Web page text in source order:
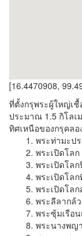
[16.4470908,
ที่ตั้งกรุพระผู้ใหญ่เ
ประมาณ 1.5 กิโลเ
ทิศเหนือของกรุคล
1. พระท่ามะปร
2. พระเปิดโลก
3. พระเปิดโลก
4. พระเปิดโลก
5. พระเปิดโลก
6. พระลีลากล้ว
7. พระซุ้มเรือน
8. พระนางพญา